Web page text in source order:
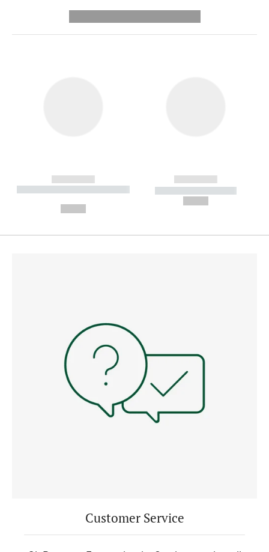
------------
----------- ----------- --------
------------
----------- -----------
Customer Service